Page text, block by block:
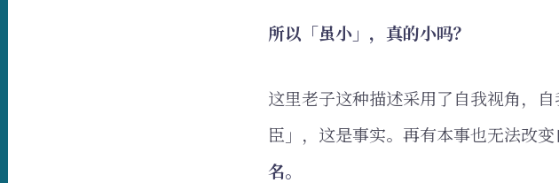
所以「虽小」，真的小吗？
这里老子这种描述采用了自我视角，
臣」，这是事实。再有本事也无法改变
名。